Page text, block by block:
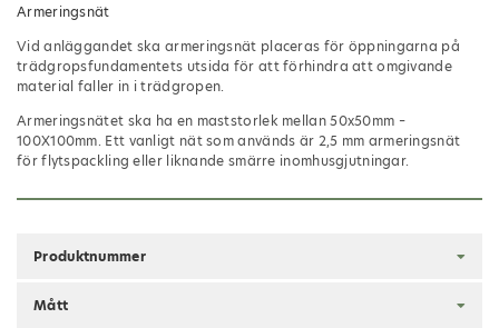
Armeringsnät
Vid anläggandet ska armeringsnät placeras för öppningarna på
trädgropsfundamentets utsida för att förhindra att omgivande
material faller in i trädgropen.
Armeringsnätet ska ha en maststorlek mellan 50x50mm –
100X100mm. Ett vanligt nät som används är 2,5 mm armeringsnät
för flytspackling eller liknande smärre inomhusgjutningar.
Produktnummer
Mått